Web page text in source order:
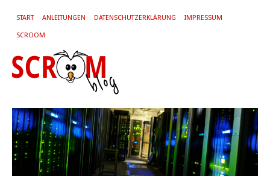
START ANLEITUNGEN DATENSCHUTZERKLÄRUNG IMPRESSUM
SCROOM